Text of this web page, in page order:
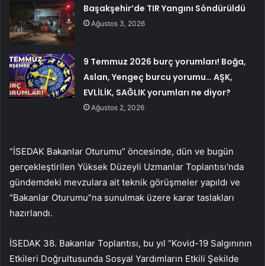
Başakşehir’de TIR Yangını Söndürüldü
Ağustos 3, 2026
9 Temmuz 2026 burç yorumları! Boğa,
Aslan, Yengeç burcu yorumu… AŞK,
EVLİLİK, SAĞLIK yorumları ne diyor?
Ağustos 2, 2026
“İSEDAK Bakanlar Oturumu” öncesinde, dün ve bugün
gerçekleştirilen Yüksek Düzeyli Uzmanlar Toplantısı’nda
gündemdeki mevzulara ait teknik görüşmeler yapıldı ve
“Bakanlar Oturumu”na sunulmak üzere karar taslakları
hazırlandı.
İSEDAK 38. Bakanlar Toplantısı, bu yıl “Kovid-19 Salgınının
Etkileri Doğrultusunda Sosyal Yardımların Etkili Şekilde